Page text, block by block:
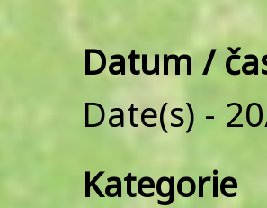
Datum /
Date(s) -
Kategorie